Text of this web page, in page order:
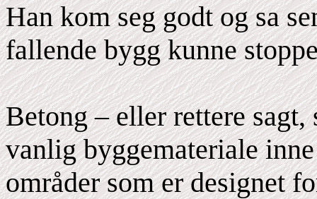
Han kom seg godt og sa
fallende bygg kunne
Betong – eller rettere
vanlig byggemateriale
områder som er designet